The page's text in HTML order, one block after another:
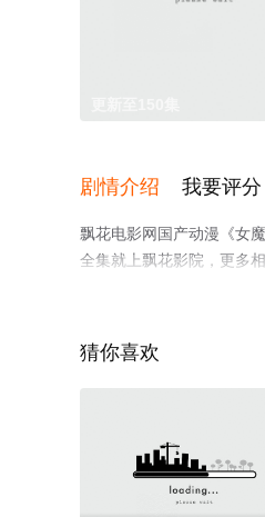
剧情介绍 我要评分
飘花电影网国产动漫《女
全集就上飘花影院，更多
猜你喜欢